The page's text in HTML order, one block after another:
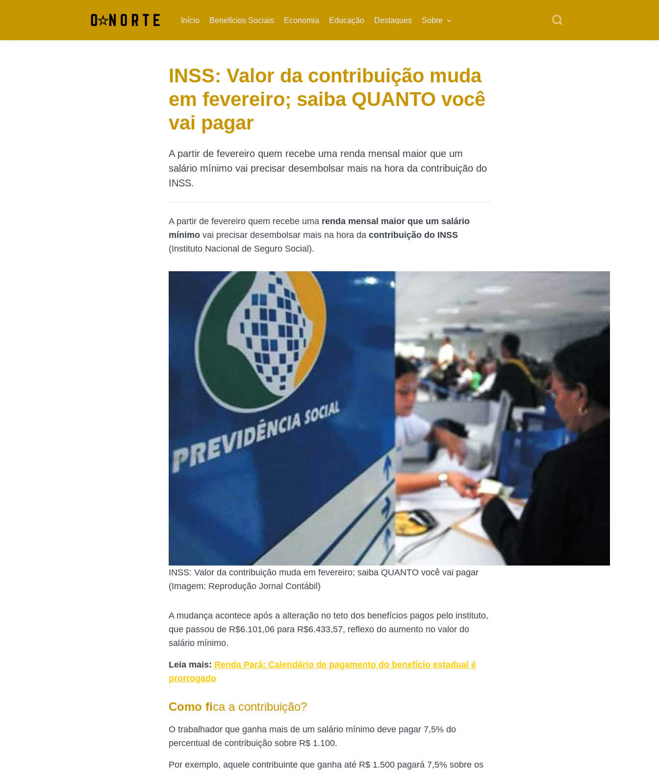
Início Benefícios Sociais Economia Educação Destaques Sobre
INSS: Valor da contribuição muda
em fevereiro; saiba QUANTO você
vai pagar
A partir de fevereiro quem recebe uma renda mensal maior que um
salário mínimo vai precisar desembolsar mais na hora da contribuição do
INSS.
A partir de fevereiro quem recebe uma renda mensal maior que um salário
mínimo vai precisar desembolsar mais na hora da contribuição do INSS
(Instituto Nacional de Seguro Social).
INSS: Valor da contribuição muda em fevereiro; saiba QUANTO você vai pagar
(Imagem: Reprodução Jornal Contábil)
A mudança acontece após a alteração no teto dos benefícios pagos pelo instituto,
que passou de R$6.101,06 para R$6.433,57, reflexo do aumento no valor do
salário mínimo.
Leia mais: Renda Pará: Calendário de pagamento do benefício estadual é
prorrogado
Como fica a contribuição?
O trabalhador que ganha mais de um salário mínimo deve pagar 7,5% do
percentual de contribuição sobre R$ 1.100.
Por exemplo, aquele contribuinte que ganha até R$ 1.500 pagará 7,5% sobre os